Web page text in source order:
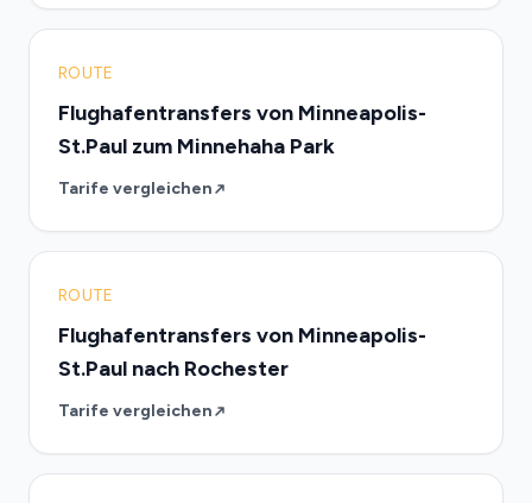
ROUTE
Flughafentransfers von Minneapolis-
St.Paul zum Minnehaha Park
Tarife vergleichen
ROUTE
Flughafentransfers von Minneapolis-
St.Paul nach Rochester
Tarife vergleichen